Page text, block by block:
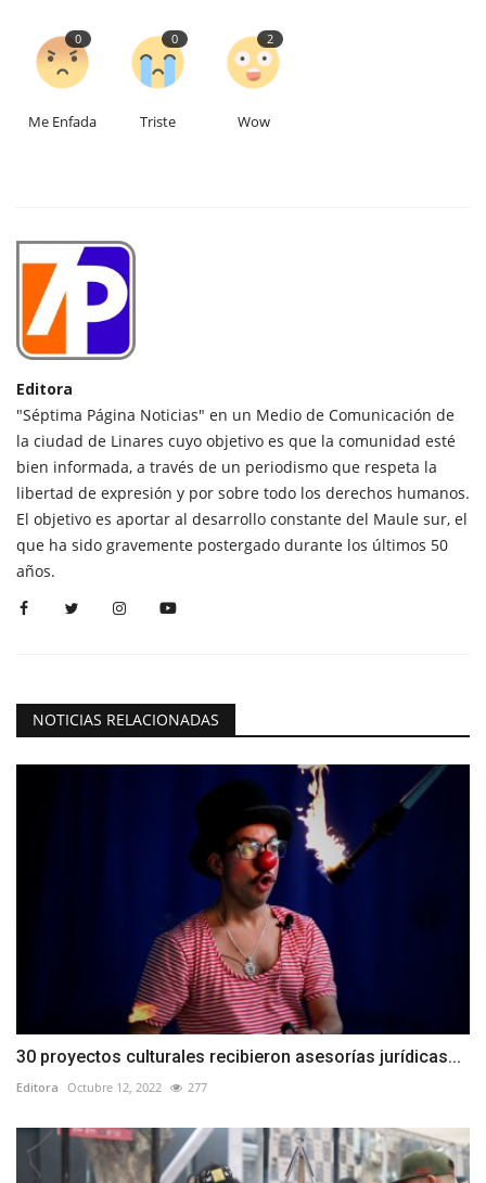
0
Me Enfada
0
Triste
2
Wow
Editora
"Séptima Página Noticias" en un Medio de Comunicación de
la ciudad de Linares cuyo objetivo es que la comunidad esté
bien informada, a través de un periodismo que respeta la
libertad de expresión y por sobre todo los derechos humanos.
El objetivo es aportar al desarrollo constante del Maule sur, el
que ha sido gravemente postergado durante los últimos 50
años.
NOTICIAS RELACIONADAS
30 proyectos culturales recibieron asesorías jurídicas...
Editora Octubre 12, 2022 277